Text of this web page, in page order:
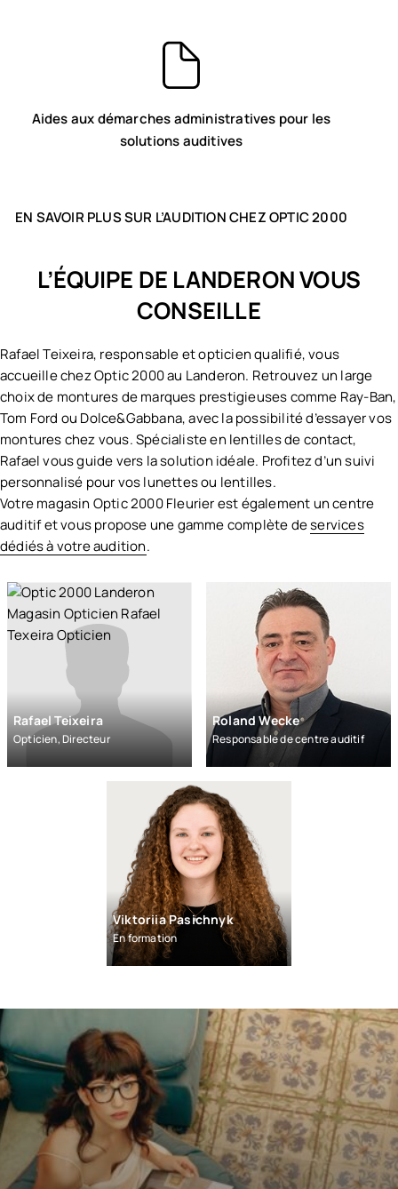
VOIR TOUTES LES MARQUES OPTIC 2000
Aides aux démarches administratives pour les
solutions auditives
EN SAVOIR PLUS SUR L’AUDITION CHEZ OPTIC 2000
L’ÉQUIPE DE LANDERON VOUS
CONSEILLE
Rafael Teixeira, responsable et opticien qualifié, vous
accueille chez Optic 2000 au Landeron. Retrouvez un large
choix de montures de marques prestigieuses comme Ray-Ban,
Tom Ford ou Dolce&Gabbana, avec la possibilité d’essayer vos
montures chez vous. Spécialiste en lentilles de contact,
Rafael vous guide vers la solution idéale. Profitez d’un suivi
personnalisé pour vos lunettes ou lentilles.
Votre magasin Optic 2000 Fleurier est également un centre
auditif et vous propose une gamme complète deservices
dédiés à votre audition.
Rafael Teixeira
Opticien, Directeur
Roland Wecke
Responsable de centre auditif
Viktoriia Pasichnyk
En formation